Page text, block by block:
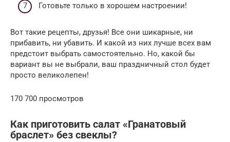
Готовьте только в хорошем настроении!
Вот такие рецепты, друзья! Все они шикарные, ни
прибавить, ни убавить. И какой из них лучше всех вам
предстоит выбрать самостоятельно. Но, какой бы
вариант вы не выбрали, ваш праздничный стол будет
просто великолепен!
170 700 просмотров
Как приготовить салат «Гранатовый
браслет» без свеклы?